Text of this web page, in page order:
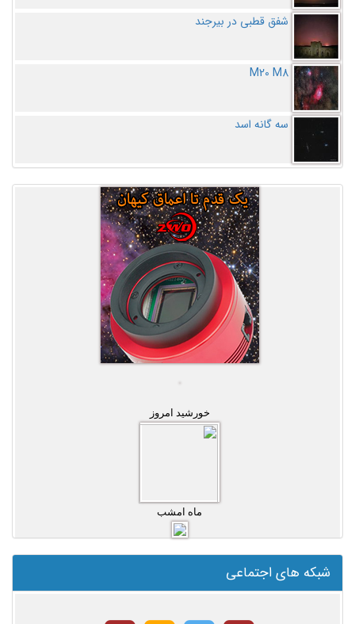
شفق قطبی در بیرجند
M20 M8
سه گانه اسد
خورشید امروز
ماه امشب
شبکه های اجتماعی